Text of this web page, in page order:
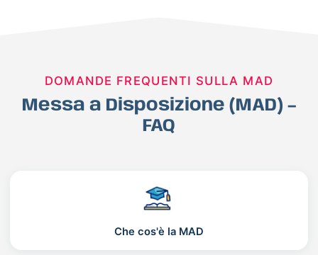
DOMANDE FREQUENTI SULLA MAD
Messa a Disposizione (MAD) –
FAQ
Che cos'è la MAD